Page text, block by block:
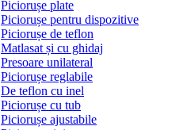
Piciorușe plate
Piciorușe pentru dispozitive
Piciorușe de teflon
Matlasat și cu ghidaj
Presoare unilateral
Piciorușe reglabile
De teflon cu inel
Piciorușe cu tub
Piciorușe ajustabile